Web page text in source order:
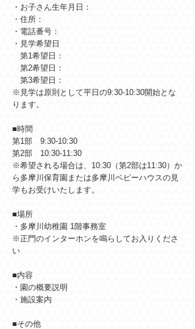
・お子さん生年月日：
・住所：
・電話番号：
・見学希望日
第1希望日：
第2希望日：
第3希望日：
※見学は原則として平日の9:30-10:30開始とな
ります。
■時間
第1部 9:30-10:30
第2部 10:30-11:30
※希望される場合は、10:30（第2部は11:30）か
ら多摩川保育園または多摩川ベビーハウスの見
学もお受けいたします。
■場所
・多摩川幼稚園 1階事務室
※正門のインターホンを鳴らしてお入りくださ
い
■内容
・園の概要説明
・施設案内
■その他